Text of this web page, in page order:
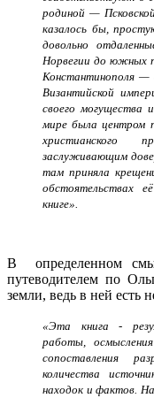
родиной —
казалось бы,
довольно
Норвегии до южных
Константинополя —
Византийской
своего могущества
мире была центром
христианского
заслуживающим
там приняла
обстоятельствах
книге».
В определенном
путеводителем по
земли, ведь в ней есть
«Эта книга -
работы,
сопоставления
количества
находок и фактов.